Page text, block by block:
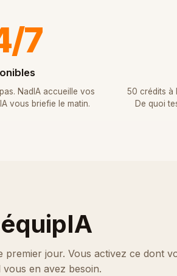
7
NadIA accueille vos
vous briefie le matin.
50 crédits à
De quoi
premier jour. Vous activez ce dont
en avez besoin.